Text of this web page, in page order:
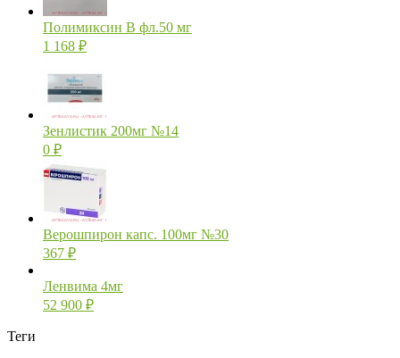
Полимиксин В фл.50 мг
1 168 ₽
Зенлистик 200мг №14
0 ₽
Верошпирон капс. 100мг №30
367 ₽
Ленвима 4мг
52 900 ₽
Теги